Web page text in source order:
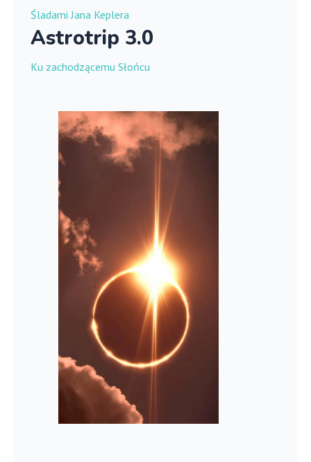
Śladami Jana Keplera
Astrotrip 3.0
Ku zachodzącemu Słońcu